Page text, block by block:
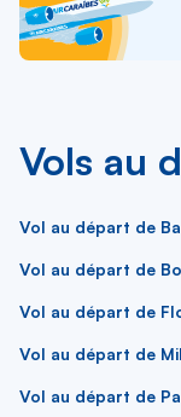
Vols au
Vol au départ de
Vol au départ de
Vol au départ de
Vol au départ de
Vol au départ de